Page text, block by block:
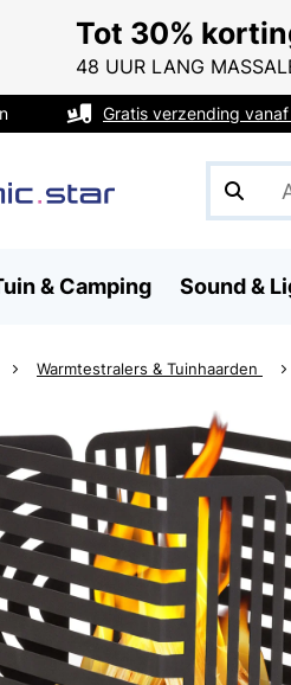
Tot 30%
48 UUR LANG
Gratis verzending
& Camping Sound &
Warmtestralers & Tuinhaarden